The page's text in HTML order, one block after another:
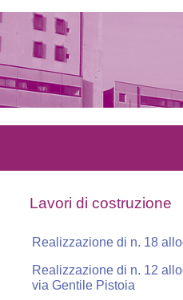
Lavori di costruzione
Realizzazione di n. 18
Realizzazione di n. 12
via Gentile Pistoia